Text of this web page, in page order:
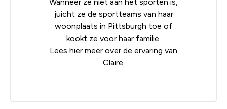
Wanneer ze niet aan het sporten is,
juicht ze de sportteams van haar
woonplaats in Pittsburgh toe of
kookt ze voor haar familie.
Lees hier meer over de ervaring van
Claire.